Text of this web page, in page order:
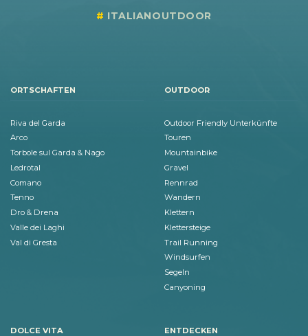
ITALIANOUTDOOR
ORTSCHAFTEN
Riva del Garda
Arco
Torbole sul Garda & Nago
Ledrotal
Comano
Tenno
Dro & Drena
Valle dei Laghi
Val di Gresta
OUTDOOR
Outdoor Friendly Unterkünfte
Touren
Mountainbike
Gravel
Rennrad
Wandern
Klettern
Klettersteige
Trail Running
Windsurfen
Segeln
Canyoning
DOLCE VITA ENTDECKEN